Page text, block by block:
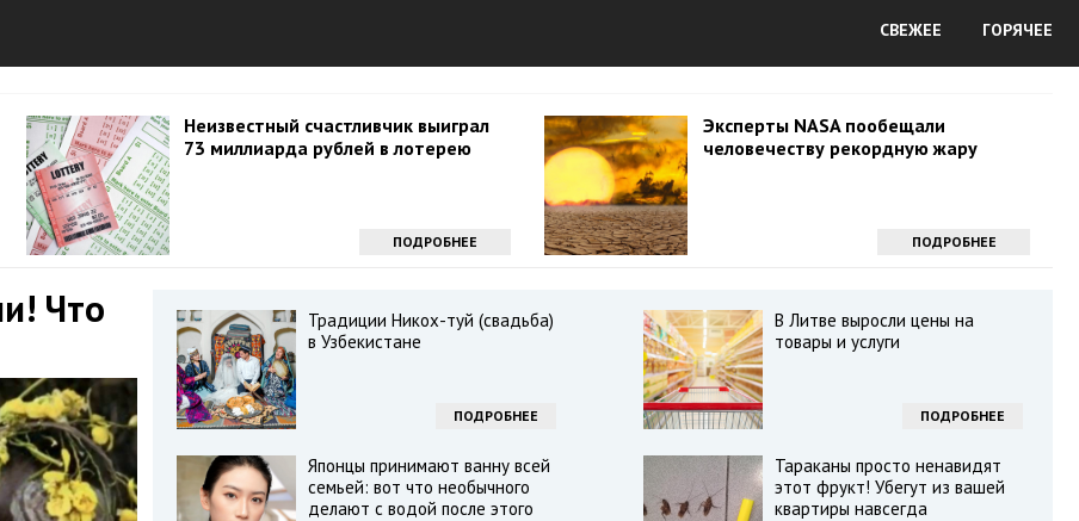
СВЕЖЕЕ ГОРЯЧЕЕ
Неизвестный счастливчик выиграл
73 миллиарда рублей в лотерею
ПОДРОБНЕЕ
Эксперты NASA пообещали
человечеству рекордную жару
ПОДРОБНЕЕ
Что
Традиции Никох-туй (свадьба)
в Узбекистане
ПОДРОБНЕЕ
В Литве выросли цены на
товары и услуги
ПОДРОБНЕЕ
Японцы принимают ванну всей
семьей: вот что необычного
делают с водой после этого
Тараканы просто ненавидят
этот фрукт! Убегут из вашей
квартиры навсегда